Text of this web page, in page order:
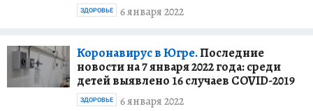
6 января 2022
ЗДОРОВЬЕ
Коронавирус в Югре.Последние
новости на 7 января 2022 года: среди
детей выявлено 16 случаев COVID-2019
6 января 2022
ЗДОРОВЬЕ